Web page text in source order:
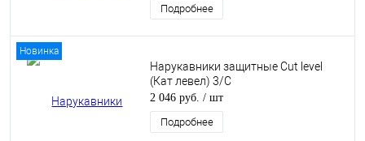
Подробнее
Новинка
Нарукавники защитные Сut level
(Кат левел) 3/С
2 046 руб. / шт
Подробнее